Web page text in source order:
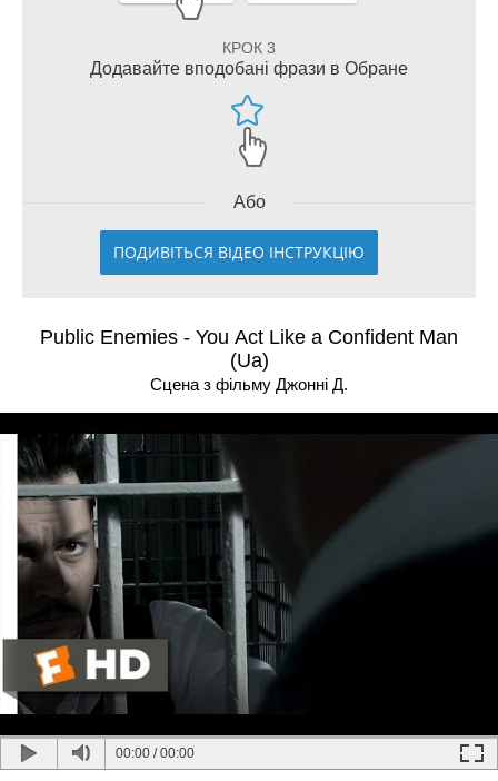
КРОК 3
Додавайте вподобані фрази в Обране
Або
ПОДИВІТЬСЯ ВІДЕО ІНСТРУКЦІЮ
Public Enemies - You Act Like a Confident Man
(Ua)
Сцена з фільму Джоннi Д.
00:00 /00:00